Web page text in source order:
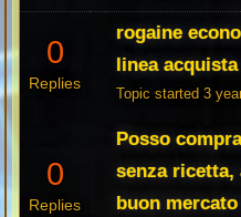
0
Replies
rogaine
linea
Topic started 3
0
Replies
Posso
senza
buon mercato